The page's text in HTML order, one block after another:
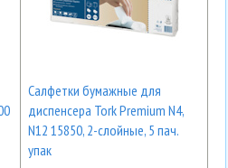
Салфетки бумажные для
диспенсера Tork Premium N4,
N12 15850, 2-слойные, 5 пач.
упак